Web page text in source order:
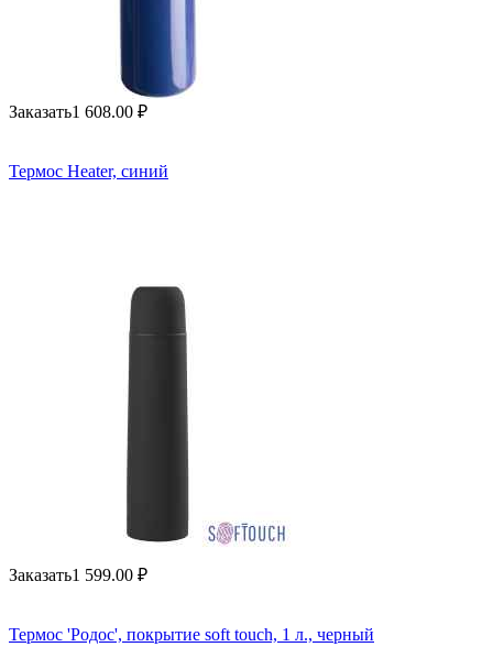
Заказать1 608.00 ₽
Термос Heater, синий
Заказать1 599.00 ₽
Термос 'Родос', покрытие soft touch, 1 л., черный